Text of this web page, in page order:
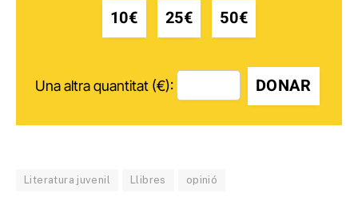
10€ 25€ 50€
Una altra quantitat (€): DONAR
Literatura juvenil Llibres opinió